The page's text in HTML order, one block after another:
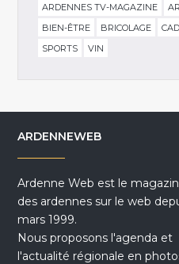
ARDENNES TV-MAGAZINE
BIEN-ÊTRE
BRICOLAGE
SPORTS
VIN
ARDENNEWEB
Ardenne Web est le
des ardennes sur le web
mars 1999.
Nous proposons l'agenda et
l'actualité régionale en